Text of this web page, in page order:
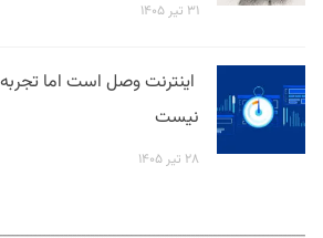
۳۱ تیر ۱۴۰۵
اینترنت وصل است اما
نیست
۲۸ تیر ۱۴۰۵